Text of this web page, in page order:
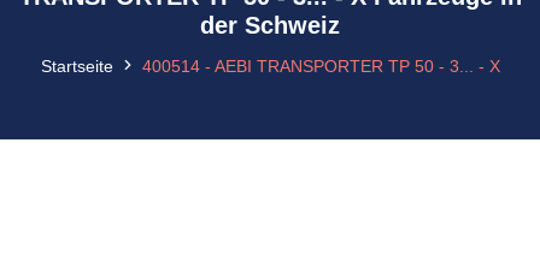
der Schweiz
Startseite 400514 - AEBI TRANSPORTER TP 50 - 3... - X